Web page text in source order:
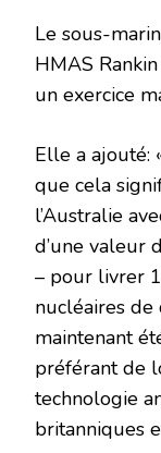
Le sous-
HMAS
un exercice
Elle a ajouté:
que cela
l’Australie
d’une valeur
– pour livrer
nucléaires de
maintenant
préférant de
technologie
britanniques